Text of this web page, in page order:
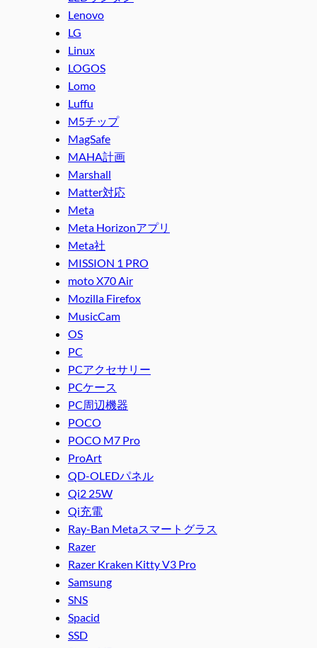
Lenovo
LG
Linux
LOGOS
Lomo
Luffu
M5チップ
MagSafe
MAHA計画
Marshall
Matter対応
Meta
Meta Horizonアプリ
Meta社
MISSION 1 PRO
moto X70 Air
Mozilla Firefox
MusicCam
OS
PC
PCアクセサリー
PCケース
PC周辺機器
POCO
POCO M7 Pro
ProArt
QD-OLEDパネル
Qi2 25W
Qi充電
Ray-Ban Metaスマートグラス
Razer
Razer Kraken Kitty V3 Pro
Samsung
SNS
Spacid
SSD